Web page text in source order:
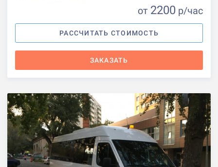
от 2200 р/час
РАССЧИТАТЬ СТОИМОСТЬ
ЗАКАЗАТЬ